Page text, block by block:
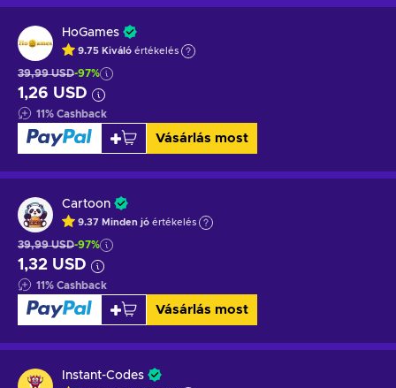
HoGames
9.75 Kiváló értékelés
39,99 USD-97%
1,26 USD
11% Cashback
Vásárlás most
Cartoon
9.37 Minden jó értékelés
39,99 USD-97%
1,32 USD
11% Cashback
Vásárlás most
Instant-Codes